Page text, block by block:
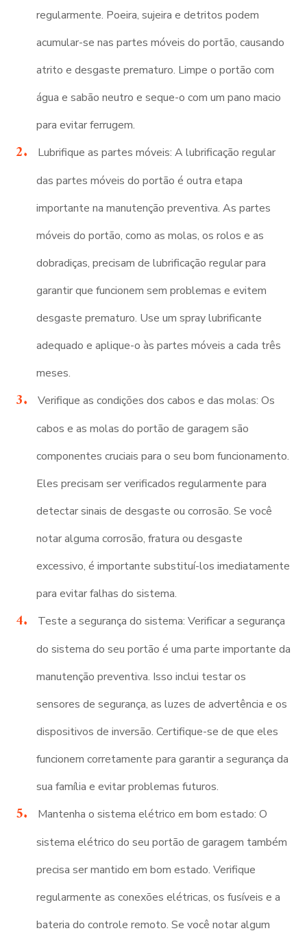
regularmente. Poeira, sujeira e detritos podem
acumular-se nas partes móveis do portão, causando
atrito e desgaste prematuro. Limpe o portão com
água e sabão neutro e seque-o com um pano macio
para evitar ferrugem.
Lubrifique as partes móveis: A lubrificação regular
das partes móveis do portão é outra etapa
importante na manutenção preventiva. As partes
móveis do portão, como as molas, os rolos e as
dobradiças, precisam de lubrificação regular para
garantir que funcionem sem problemas e evitem
desgaste prematuro. Use um spray lubrificante
adequado e aplique-o às partes móveis a cada três
meses.
Verifique as condições dos cabos e das molas: Os
cabos e as molas do portão de garagem são
componentes cruciais para o seu bom funcionamento.
Eles precisam ser verificados regularmente para
detectar sinais de desgaste ou corrosão. Se você
notar alguma corrosão, fratura ou desgaste
excessivo, é importante substituí-los imediatamente
para evitar falhas do sistema.
Teste a segurança do sistema: Verificar a segurança
do sistema do seu portão é uma parte importante da
manutenção preventiva. Isso inclui testar os
sensores de segurança, as luzes de advertência e os
dispositivos de inversão. Certifique-se de que eles
funcionem corretamente para garantir a segurança da
sua família e evitar problemas futuros.
Mantenha o sistema elétrico em bom estado: O
sistema elétrico do seu portão de garagem também
precisa ser mantido em bom estado. Verifique
regularmente as conexões elétricas, os fusíveis e a
bateria do controle remoto. Se você notar algum